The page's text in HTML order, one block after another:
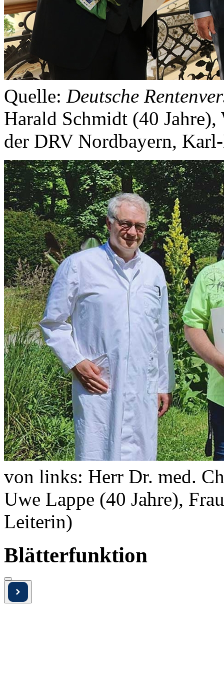
Quelle: Deutsche
Harald Schmidt (40
der DRV Nordbayern,
von links: Herr Dr. med.
Uwe Lappe (40 Jahre),
Leiterin)
Blätterfunktion